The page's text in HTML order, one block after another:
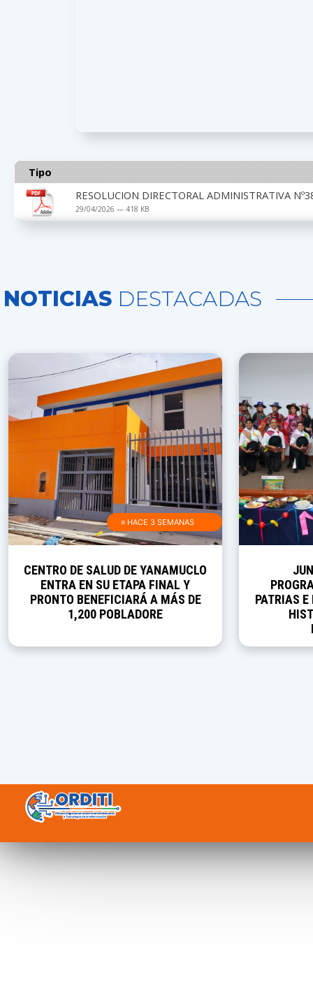
Tipo
RESOLUCION DIRECTORAL ADMINISTRATIVA
29/04/2026 — 418 KB
NOTICIAS DESTACADAS
≡ HACE 3 SEMANAS
CENTRO DE SALUD DE YANAMUCLO
ENTRA EN SU ETAPA FINAL Y
PRONTO BENEFICIARÁ A MÁS DE
1,200 POBLADORE
PATRIAS